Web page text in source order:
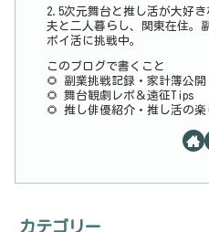
2.5次元舞台と推し活が大好き
夫と二人暮らし、関東在住。
ポイ活に挑戦中。
このブログで書くこと
🌻 副業挑戦記録・家計簿公開
🌻 舞台観劇レポ＆遠征Tips
🌻 推し俳優紹介・推し活の楽
カテゴリー